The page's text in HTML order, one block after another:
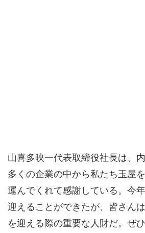
山喜多映一代表取締役社長は、
多くの企業の中から私たち玉屋
運んでくれて感謝している。今
迎えることができたが、皆さん
を迎える際の重要な人財だ。ぜ